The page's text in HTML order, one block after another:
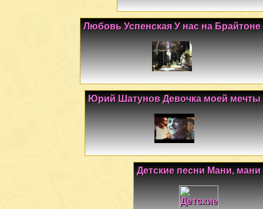
Любовь Успенская У нас на Брайтоне
Юрий Шатунов Девочка моей мечты
Детские песни Мани, мани